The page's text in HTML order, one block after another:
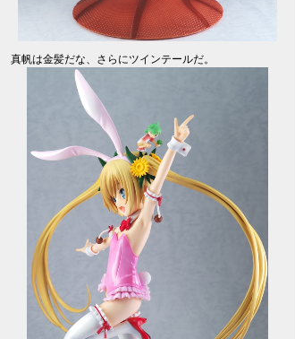
真帆は金髪だな、さらにツインテールだ。